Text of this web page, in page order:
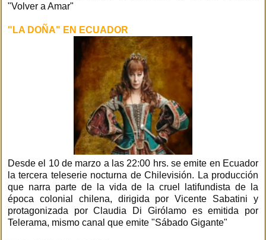
"Volver a Amar"
"LA DOÑA" EN ECUADOR
Desde el 10 de marzo a las 22:00 hrs. se emite en Ecuador
la tercera teleserie nocturna de Chilevisión. La producción
que narra parte de la vida de la cruel latifundista de la
época colonial chilena, dirigida por Vicente Sabatini y
protagonizada por Claudia Di Girólamo es emitida por
Telerama, mismo canal que emite "Sábado Gigante"